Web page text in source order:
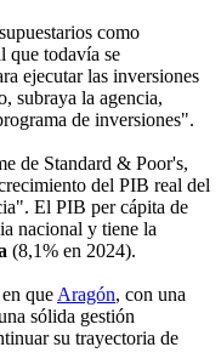
como
que todavía se
ejecutar las inversiones
subraya la agencia,
de inversiones".
de Standard & Poor's,
del PIB real del
El PIB per cápita de
nacional y tiene la
(8,1% en 2024).
que Aragón, con una
sólida gestión
su trayectoria de